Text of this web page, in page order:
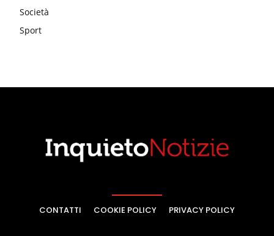
Società
Sport
CONTATTI COOKIE POLICY PRIVACY POLICY